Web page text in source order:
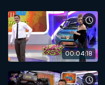
00:04:18